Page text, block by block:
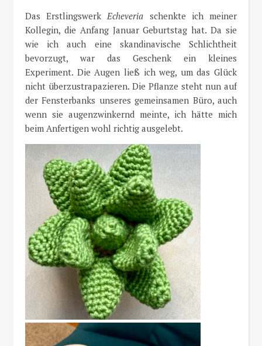
Das ErstlingswerkEcheveria schenkte ich meiner
Kollegin, die Anfang Januar Geburtstag hat. Da sie
wie ich auch eine skandinavische Schlichtheit
bevorzugt, war das Geschenk ein kleines
Experiment. Die Augen ließ ich weg, um das Glück
nicht überzustrapazieren. Die Pflanze steht nun auf
der Fensterbanks unseres gemeinsamen Büro, auch
wenn sie augenzwinkernd meinte, ich hätte mich
beim Anfertigen wohl richtig ausgelebt.